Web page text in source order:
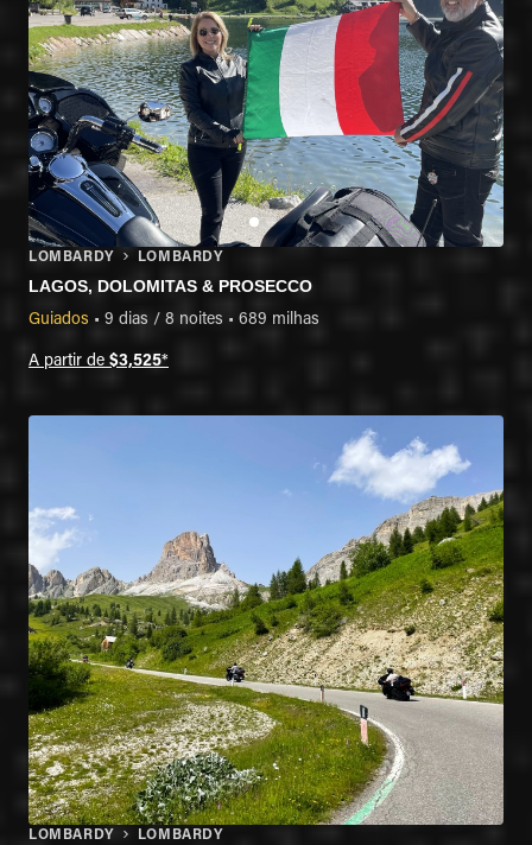
LOMBARDY LOMBARDY
LAGOS, DOLOMITAS & PROSECCO
Guiados • 9 dias / 8 noites • 689 milhas
A partir de $3,525*
LOMBARDY LOMBARDY